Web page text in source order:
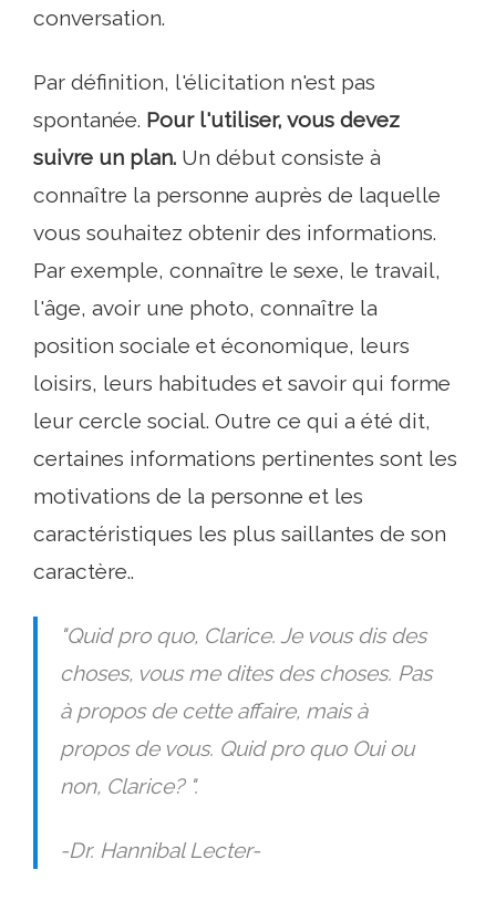
conversation.
Par définition, l'élicitation n'est pas
spontanée. Pour l'utiliser, vous devez
suivre un plan. Un début consiste à
connaître la personne auprès de laquelle
vous souhaitez obtenir des informations.
Par exemple, connaître le sexe, le travail,
l'âge, avoir une photo, connaître la
position sociale et économique, leurs
loisirs, leurs habitudes et savoir qui forme
leur cercle social. Outre ce qui a été dit,
certaines informations pertinentes sont les
motivations de la personne et les
caractéristiques les plus saillantes de son
caractère..
"Quid pro quo, Clarice. Je vous dis des
choses, vous me dites des choses. Pas
à propos de cette affaire, mais à
propos de vous. Quid pro quo Oui ou
non, Clarice? ".
-Dr. Hannibal Lecter-